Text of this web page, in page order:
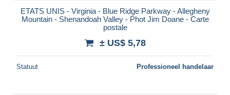
ETATS UNIS - Virginia - Blue Ridge Parkway - Allegheny
Mountain - Shenandoah Valley - Phot Jim Doane - Carte
postale
± US$ 5,78
Statuut Professioneel handelaar